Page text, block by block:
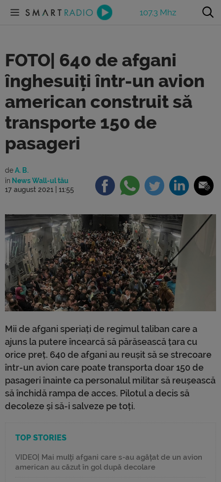
107.3 Mhz
FOTO| 640 de afgani
înghesuiți într-un avion
american construit să
transporte 150 de
pasageri
deA. B.
în News Wall-ul tău
17 august 2021 | 11:55
Mii de afgani speriați de regimul taliban care a
ajuns la putere încearcă să părăsească țara cu
orice preț. 640 de afgani au reușit să se strecoare
într-un avion care poate transporta doar 150 de
pasageri înainte ca personalul militar să reușească
să închidă rampa de acces. Pilotul a decis să
decoleze și să-i salveze pe toți.
TOP STORIES
VIDEO| Mai mulți afgani care s-au agățat de un avion
american au căzut în gol după decolare